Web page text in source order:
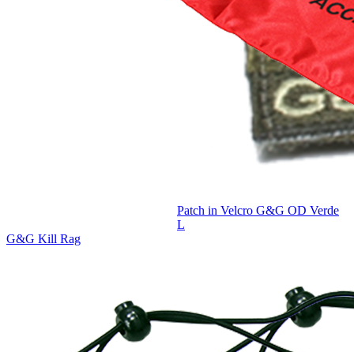
Patch in Velcro G&G OD Verde
L
G&G Kill Rag